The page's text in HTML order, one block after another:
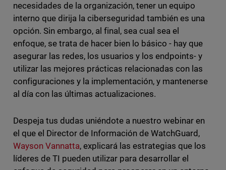
necesidades de la organización, tener un equipo
interno que dirija la ciberseguridad también es una
opción. Sin embargo, al final, sea cual sea el
enfoque, se trata de hacer bien lo básico - hay que
asegurar las redes, los usuarios y los endpoints- y
utilizar las mejores prácticas relacionadas con las
configuraciones y la implementación, y mantenerse
al día con las últimas actualizaciones.
Despeja tus dudas uniéndote a nuestro webinar en
el que el Director de Información de WatchGuard,
Wayson Vannatta, explicará las estrategias que los
líderes de TI pueden utilizar para desarrollar el